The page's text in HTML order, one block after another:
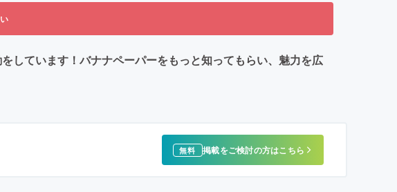
しています！バナナペーパーをもっと知ってもらい、魅力を広
無料 掲載をご検討の方はこちら